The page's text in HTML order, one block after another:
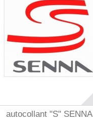
autocollant "S" SENNA